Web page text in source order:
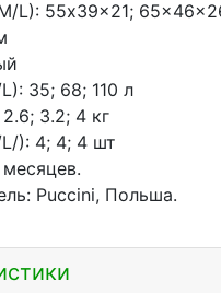
L): 55x39x21;
35; 68; 110 л
3.2; 4 кг
): 4; 4; 4 шт
месяцев.
Puccini, Польша.